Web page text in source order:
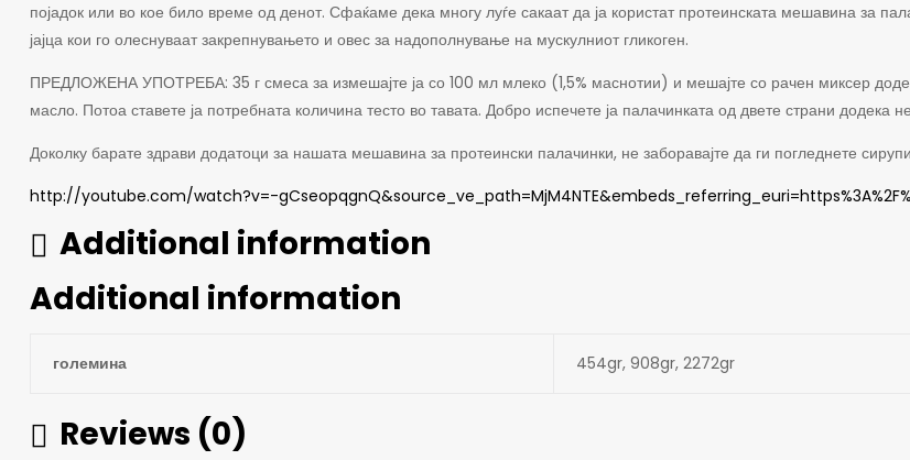
појадок или во кое било време од денот. Сфаќаме дека многу луѓе сакаат да ја користат протеинската мешавина за
јајца кои го олеснуваат закрепнувањето и овес за надополнување на мускулниот гликоген.
ПРЕДЛОЖЕНА УПОТРЕБА: 35 г смеса за измешајте ја со 100 мл млеко (1,5% маснотии) и мешајте со рачен миксер
масло. Потоа ставете ја потребната количина тесто во тавата. Добро испечете ја палачинката од двете страни додека
Доколку барате здрави додатоци за нашата мешавина за протеински палачинки, не заборавајте да ги погледнете
http://youtube.com/watch?v=-
Additional information
Additional information
големина 454gr, 908gr, 2272gr
Reviews (0)